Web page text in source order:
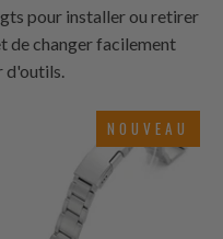
pour installer ou retirer
de changer facilement
d'outils.
NOUVEAU